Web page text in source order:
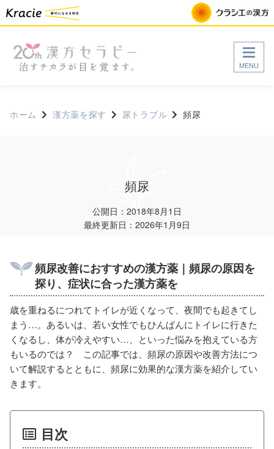
MENU
ホーム 漢方薬を探す 尿トラブル 頻尿
頻尿
公開日：2018年8月1日
最終更新日：2026年1月9日
頻尿改善におすすめの漢方薬｜頻尿の原因を
探り、症状に合った漢方薬を
歳を重ねるにつれてトイレが近くなって、夜間でも起きてし
まう…。あるいは、若い女性でもひんぱんにトイレに行きた
くなるし、体が冷えやすい…、といった悩みを抱えている方
もいるのでは？ この記事では、頻尿の原因や改善方法につ
いて解説するとともに、頻尿に効果的な漢方薬を紹介してい
きます。
目次